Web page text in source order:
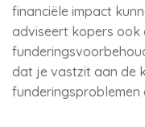
financiële impact
adviseert kopers ook
dat je vastzit aan de
funderingsproblemen